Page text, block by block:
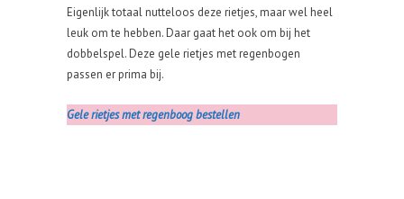
Eigenlijk totaal nutteloos deze rietjes, maar wel heel
leuk om te hebben. Daar gaat het ook om bij het
dobbelspel. Deze gele rietjes met regenbogen
passen er prima bij.
Gele rietjes met regenboog bestellen